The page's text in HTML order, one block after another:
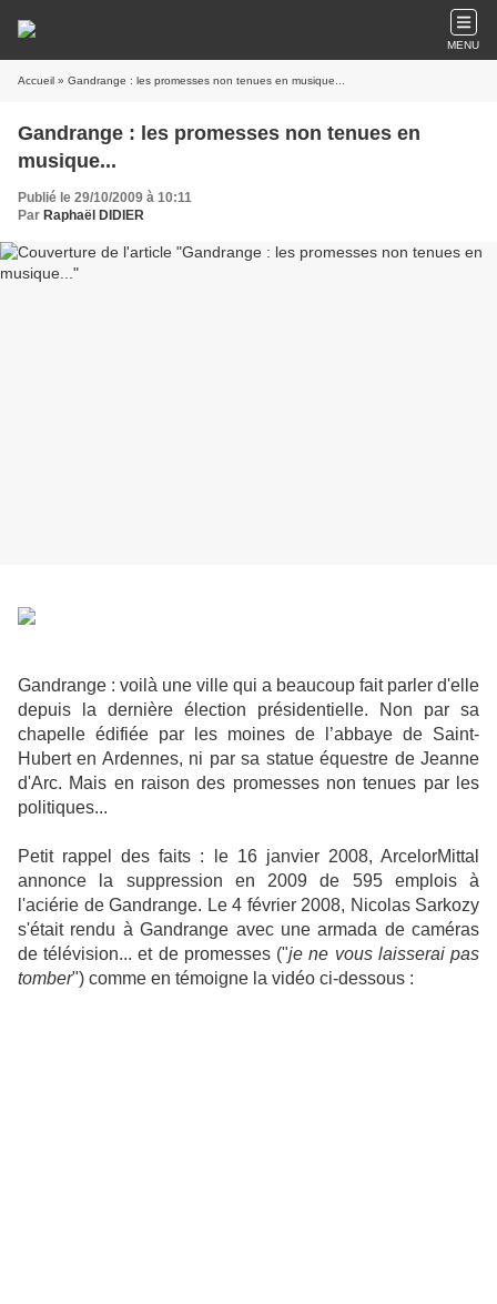
MENU
Accueil » Gandrange : les promesses non tenues en musique...
Gandrange : les promesses non tenues en
musique...
Publié le 29/10/2009 à 10:11
Par Raphaël DIDIER
Gandrange : voilà une ville qui a beaucoup fait parler d'elle
depuis la dernière élection présidentielle. Non par sa
chapelle édifiée par les moines de l’abbaye de Saint-
Hubert en Ardennes, ni par sa statue équestre de Jeanne
d'Arc. Mais en raison des promesses non tenues par les
politiques...
Petit rappel des faits : le 16 janvier 2008, ArcelorMittal
annonce la suppression en 2009 de 595 emplois à
l'aciérie de Gandrange. Le 4 février 2008, Nicolas Sarkozy
s'était rendu à Gandrange avec une armada de caméras
de télévision... et de promesses ("je ne vous laisserai pas
tomber") comme en témoigne la vidéo ci-dessous :